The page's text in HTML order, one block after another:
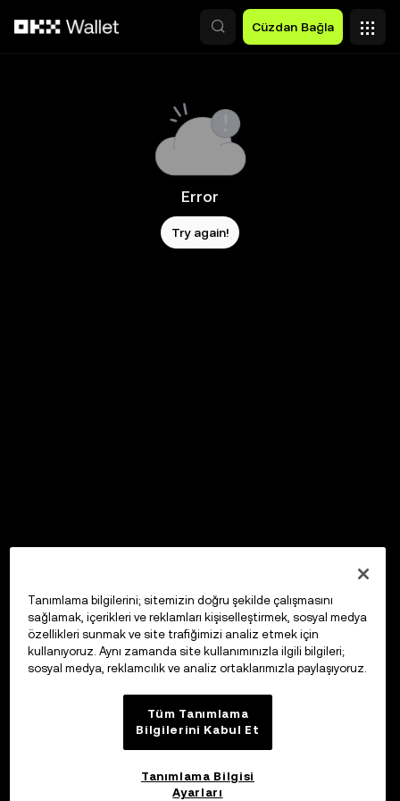
Cüzdan Bağla
Error
Try again!
Tanımlama bilgilerini; sitemizin doğru şekilde çalışmasını
sağlamak, içerikleri ve reklamları kişiselleştirmek, sosyal medya
özellikleri sunmak ve site trafiğimizi analiz etmek için
kullanıyoruz. Aynı zamanda site kullanımınızla ilgili bilgileri;
sosyal medya, reklamcılık ve analiz ortaklarımızla paylaşıyoruz.
Tüm Tanımlama
Bilgilerini Kabul Et
Tanımlama Bilgisi
Ayarları